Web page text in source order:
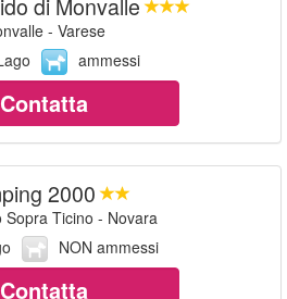
- Varese
ammessi
Contatta
2000
Sopra Ticino - Novara
NON ammessi
Contatta